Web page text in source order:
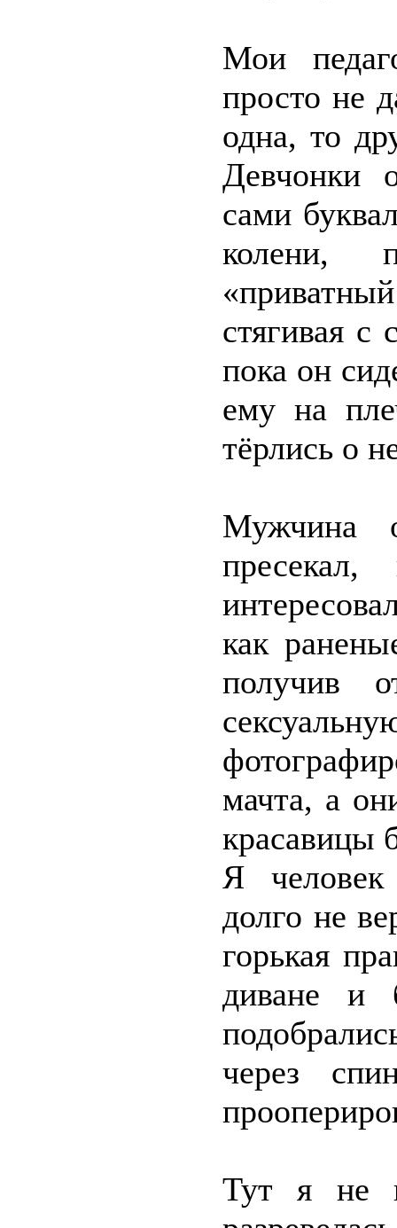
Мои
просто не
одна, то
Девчонки
сами
колени,
стягивая с
пока он
ему на
тёрлись о
Мужчина
как
получив
мачта, а
красавицы
Я
долго не
горькая
диване и
через
Тут я не